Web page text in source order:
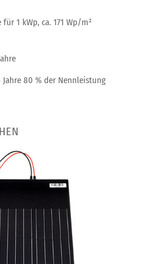
für 1 kWp, ca. 171 Wp/m²
80 % der Nennleistung